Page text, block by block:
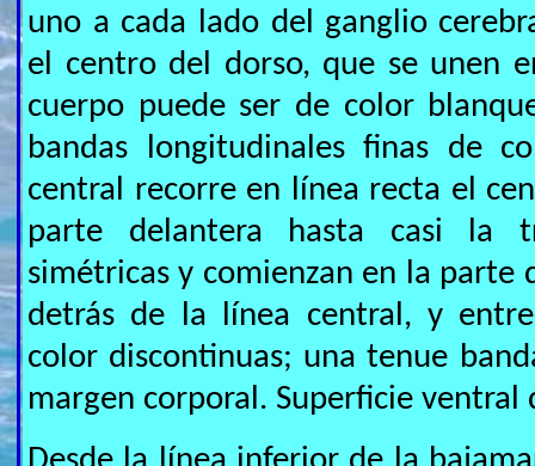
uno a cada lado del ganglio
el centro del dorso, que se unen
cuerpo puede ser de color
bandas longitudinales finas de
central recorre en línea recta el
parte delantera hasta casi la
simétricas y comienzan en la parte
detrás de la línea central, y
color discontinuas; una tenue
margen corporal. Superficie ventral